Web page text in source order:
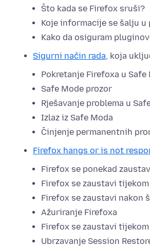
Što kada se Firefox sruši?
Koje informacije se šalju
Kako da osiguram
Sigurni način rada, koja
Pokretanje Firefoxa u Safe
Safe Mode prozor
Rješavanje problema u
Izlaz iz Safe Moda
Činjenje permanentnih
Firefox hangs or is not
Firefox se ponekad
Firefox se zaustavi
Firefox se zaustavi nakon
Ažuriranje Firefoxa
Firefox se zaustavi
Ubrzavanje Session